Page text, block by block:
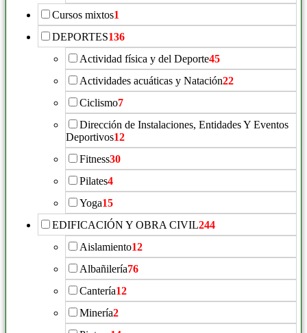
Cursos mixtos1
DEPORTES136
Actividad física y del Deporte45
Actividades acuáticas y Natación22
Ciclismo7
Dirección de Instalaciones, Entidades Y Eventos
Deportivos12
Fitness30
Pilates4
Yoga15
EDIFICACIÓN Y OBRA CIVIL244
Aislamiento12
Albañilería76
Cantería12
Minería2